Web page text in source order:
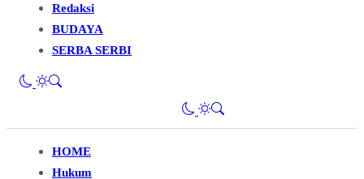
Redaksi
BUDAYA
SERBA SERBI
HOME
Hukum